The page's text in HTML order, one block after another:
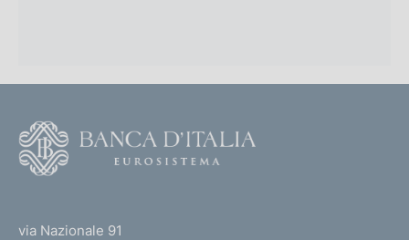
via Nazionale 91